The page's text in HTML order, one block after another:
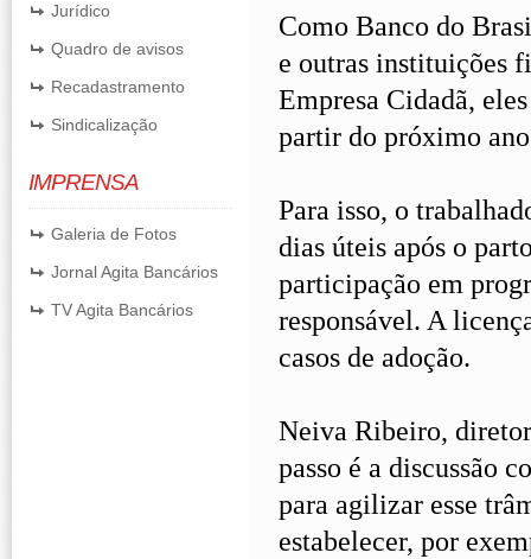
Jurídico
Quadro de avisos
Recadastramento
Sindicalização
IMPRENSA
Galeria de Fotos
Jornal Agita Bancários
TV Agita Bancários
Como Banco do
e outras instituições
Empresa Cidadã,
partir do próximo
Para isso, o
dias úteis após o
participação em
responsável. A
casos de adoção.
Neiva Ribeiro,
passo é a discussão
para agilizar esse
estabelecer, por